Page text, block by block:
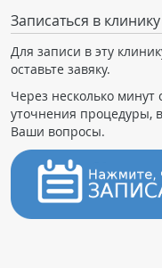
Записаться в клинику
Для записи в эту
оставьте завяку.
Через несколько
уточнения процедуры,
Ваши вопросы.